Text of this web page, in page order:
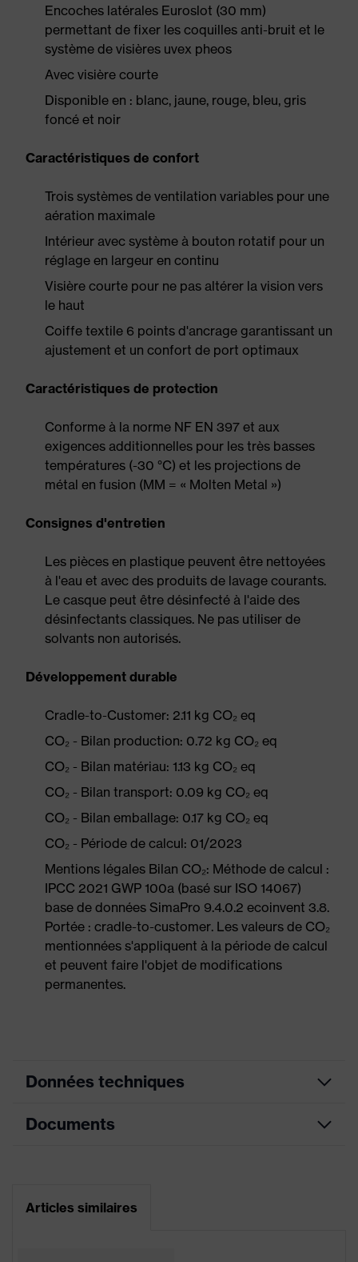
Encoches latérales Euroslot (30 mm)
permettant de fixer les coquilles anti-bruit et le
système de visières uvex pheos
Avec visière courte
Disponible en : blanc, jaune, rouge, bleu, gris
foncé et noir
Caractéristiques de confort
Trois systèmes de ventilation variables pour une
aération maximale
Intérieur avec système à bouton rotatif pour un
réglage en largeur en continu
Visière courte pour ne pas altérer la vision vers
le haut
Coiffe textile 6 points d'ancrage garantissant un
ajustement et un confort de port optimaux
Caractéristiques de protection
Conforme à la norme NF EN 397 et aux
exigences additionnelles pour les très basses
températures (-30 °C) et les projections de
métal en fusion (MM = « Molten Metal »)
Consignes d'entretien
Les pièces en plastique peuvent être nettoyées
à l'eau et avec des produits de lavage courants.
Le casque peut être désinfecté à l'aide des
désinfectants classiques. Ne pas utiliser de
solvants non autorisés.
Développement durable
Cradle-to-Customer: 2.11 kg CO₂ eq
CO₂ - Bilan production: 0.72 kg CO₂ eq
CO₂ - Bilan matériau: 1.13 kg CO₂ eq
CO₂ - Bilan transport: 0.09 kg CO₂ eq
CO₂ - Bilan emballage: 0.17 kg CO₂ eq
CO₂ - Période de calcul: 01/2023
Mentions légales Bilan CO₂: Méthode de calcul :
IPCC 2021 GWP 100a (basé sur ISO 14067)
base de données SimaPro 9.4.0.2 ecoinvent 3.8.
Portée : cradle-to-customer. Les valeurs de CO₂
mentionnées s'appliquent à la période de calcul
et peuvent faire l'objet de modifications
permanentes.
Données techniques
Montage
Doublure intérieure à 6 points, Zone
Documents
Articles similaires